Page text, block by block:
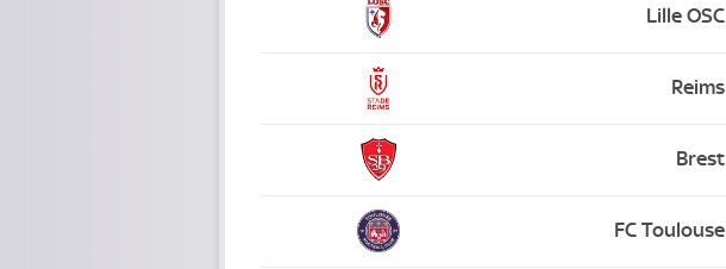
Lille OSC
Reims
Brest
FC Toulouse